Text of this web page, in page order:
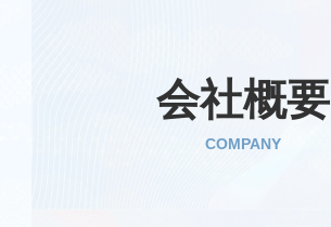
会社概要
COMPANY